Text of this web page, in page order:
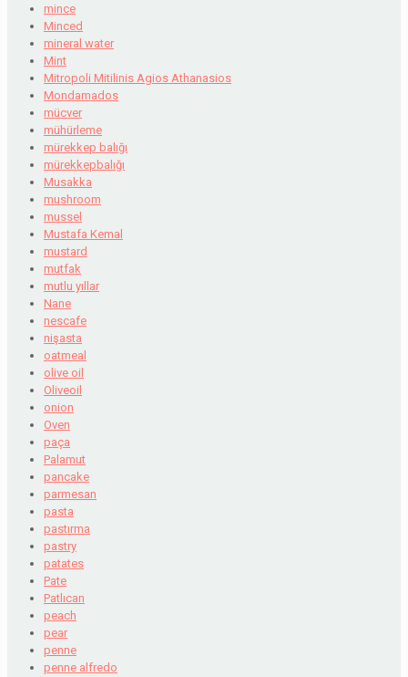
mince
Minced
mineral water
Mint
Mitropoli Mitilinis Agios Athanasios
Mondamados
mücver
mühürleme
mürekkep balığı
mürekkepbalığı
Musakka
mushroom
mussel
Mustafa Kemal
mustard
mutfak
mutlu yıllar
Nane
nescafe
nişasta
oatmeal
olive oil
Oliveoil
onion
Oven
paça
Palamut
pancake
parmesan
pasta
pastırma
pastry
patates
Pate
Patlıcan
peach
pear
penne
penne alfredo